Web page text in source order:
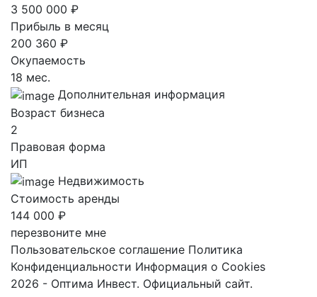
3 500 000 ₽
Прибыль в месяц
200 360 ₽
Окупаемость
18 мес.
Дополнительная информация
Возраст бизнеса
2
Правовая форма
ИП
Недвижимость
Стоимость аренды
144 000 ₽
перезвоните мне
Пользовательское соглашение Политика
Конфиденциальности Информация о Cookies
2026 - Оптима Инвест. Официальный сайт.